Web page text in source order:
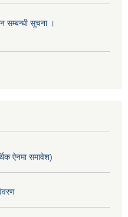
सम्बन्धी सूचना ।
ऐनमा समावेश)